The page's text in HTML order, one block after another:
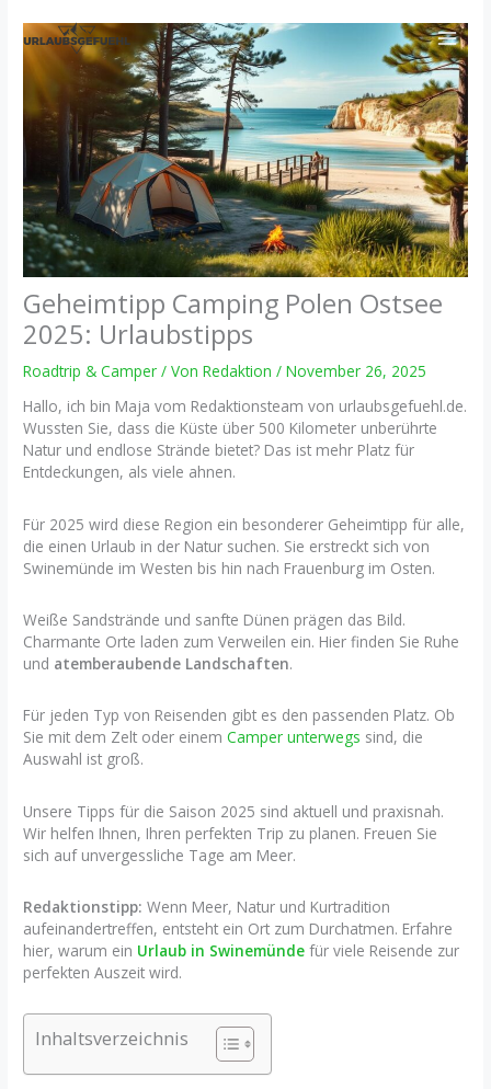
Inhalt
springen
Geheimtipp Camping Polen Ostsee
2025: Urlaubstipps
Roadtrip & Camper / VonRedaktion/November 26, 2025
Hallo, ich bin Maja vom Redaktionsteam von urlaubsgefuehl.de.
Wussten Sie, dass die Küste über 500 Kilometer unberührte
Natur und endlose Strände bietet? Das ist mehr Platz für
Entdeckungen, als viele ahnen.
Für 2025 wird diese Region ein besonderer Geheimtipp für alle,
die einen Urlaub in der Natur suchen. Sie erstreckt sich von
Swinemünde im Westen bis hin nach Frauenburg im Osten.
Weiße Sandstrände und sanfte Dünen prägen das Bild.
Charmante Orte laden zum Verweilen ein. Hier finden Sie Ruhe
und atemberaubende Landschaften.
Für jeden Typ von Reisenden gibt es den passenden Platz. Ob
Sie mit dem Zelt oder einemCamper unterwegs sind, die
Auswahl ist groß.
Unsere Tipps für die Saison 2025 sind aktuell und praxisnah.
Wir helfen Ihnen, Ihren perfekten Trip zu planen. Freuen Sie
sich auf unvergessliche Tage am Meer.
Redaktionstipp: Wenn Meer, Natur und Kurtradition
aufeinandertreffen, entsteht ein Ort zum Durchatmen. Erfahre
hier, warum ein Urlaub in Swinemünde für viele Reisende zur
perfekten Auszeit wird.
Inhaltsverzeichnis